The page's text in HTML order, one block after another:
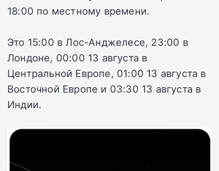
18:00 по местному времени.
Это 15:00 в Лос-Анджелесе, 23:00 в
Лондоне, 00:00 13 августа в
Центральной Европе, 01:00 13 августа в
Восточной Европе и 03:30 13 августа в
Индии.